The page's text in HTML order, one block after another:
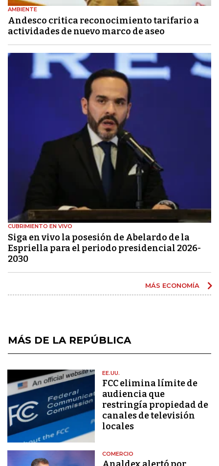
AMBIENTE
Andesco critica reconocimiento tarifario a
actividades de nuevo marco de aseo
CUBRIMIENTO EN VIVO
Siga en vivo la posesión de Abelardo de la
Espriella para el periodo presidencial 2026-
2030
MÁS ECONOMÍA
MÁS DE LA REPÚBLICA
EE.UU.
FCC elimina límite de
audiencia que
restringía propiedad de
canales de televisión
locales
COMERCIO